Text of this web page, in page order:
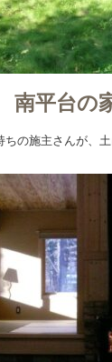
南平台の
ちの施主さんが、